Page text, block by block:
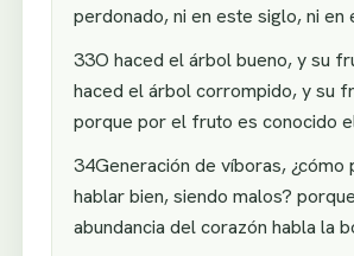
perdonado, ni en este siglo, ni en
33O haced el árbol bueno, y su
haced el árbol corrompido, y su
porque por el fruto es conocido
34Generación de víboras, ¿cómo
hablar bien, siendo malos?
abundancia del corazón habla la